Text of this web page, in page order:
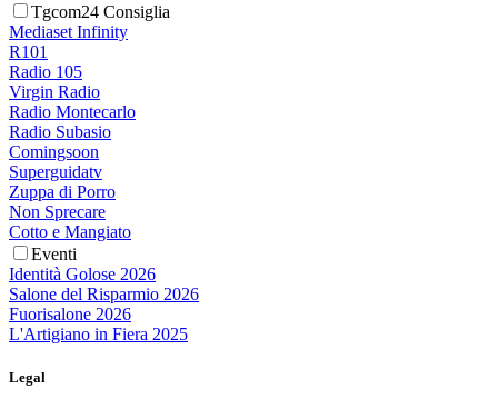
Tgcom24 Consiglia
Mediaset Infinity
R101
Radio 105
Virgin Radio
Radio Montecarlo
Radio Subasio
Comingsoon
Superguidatv
Zuppa di Porro
Non Sprecare
Cotto e Mangiato
Eventi
Identità Golose 2026
Salone del Risparmio 2026
Fuorisalone 2026
L'Artigiano in Fiera 2025
Legal